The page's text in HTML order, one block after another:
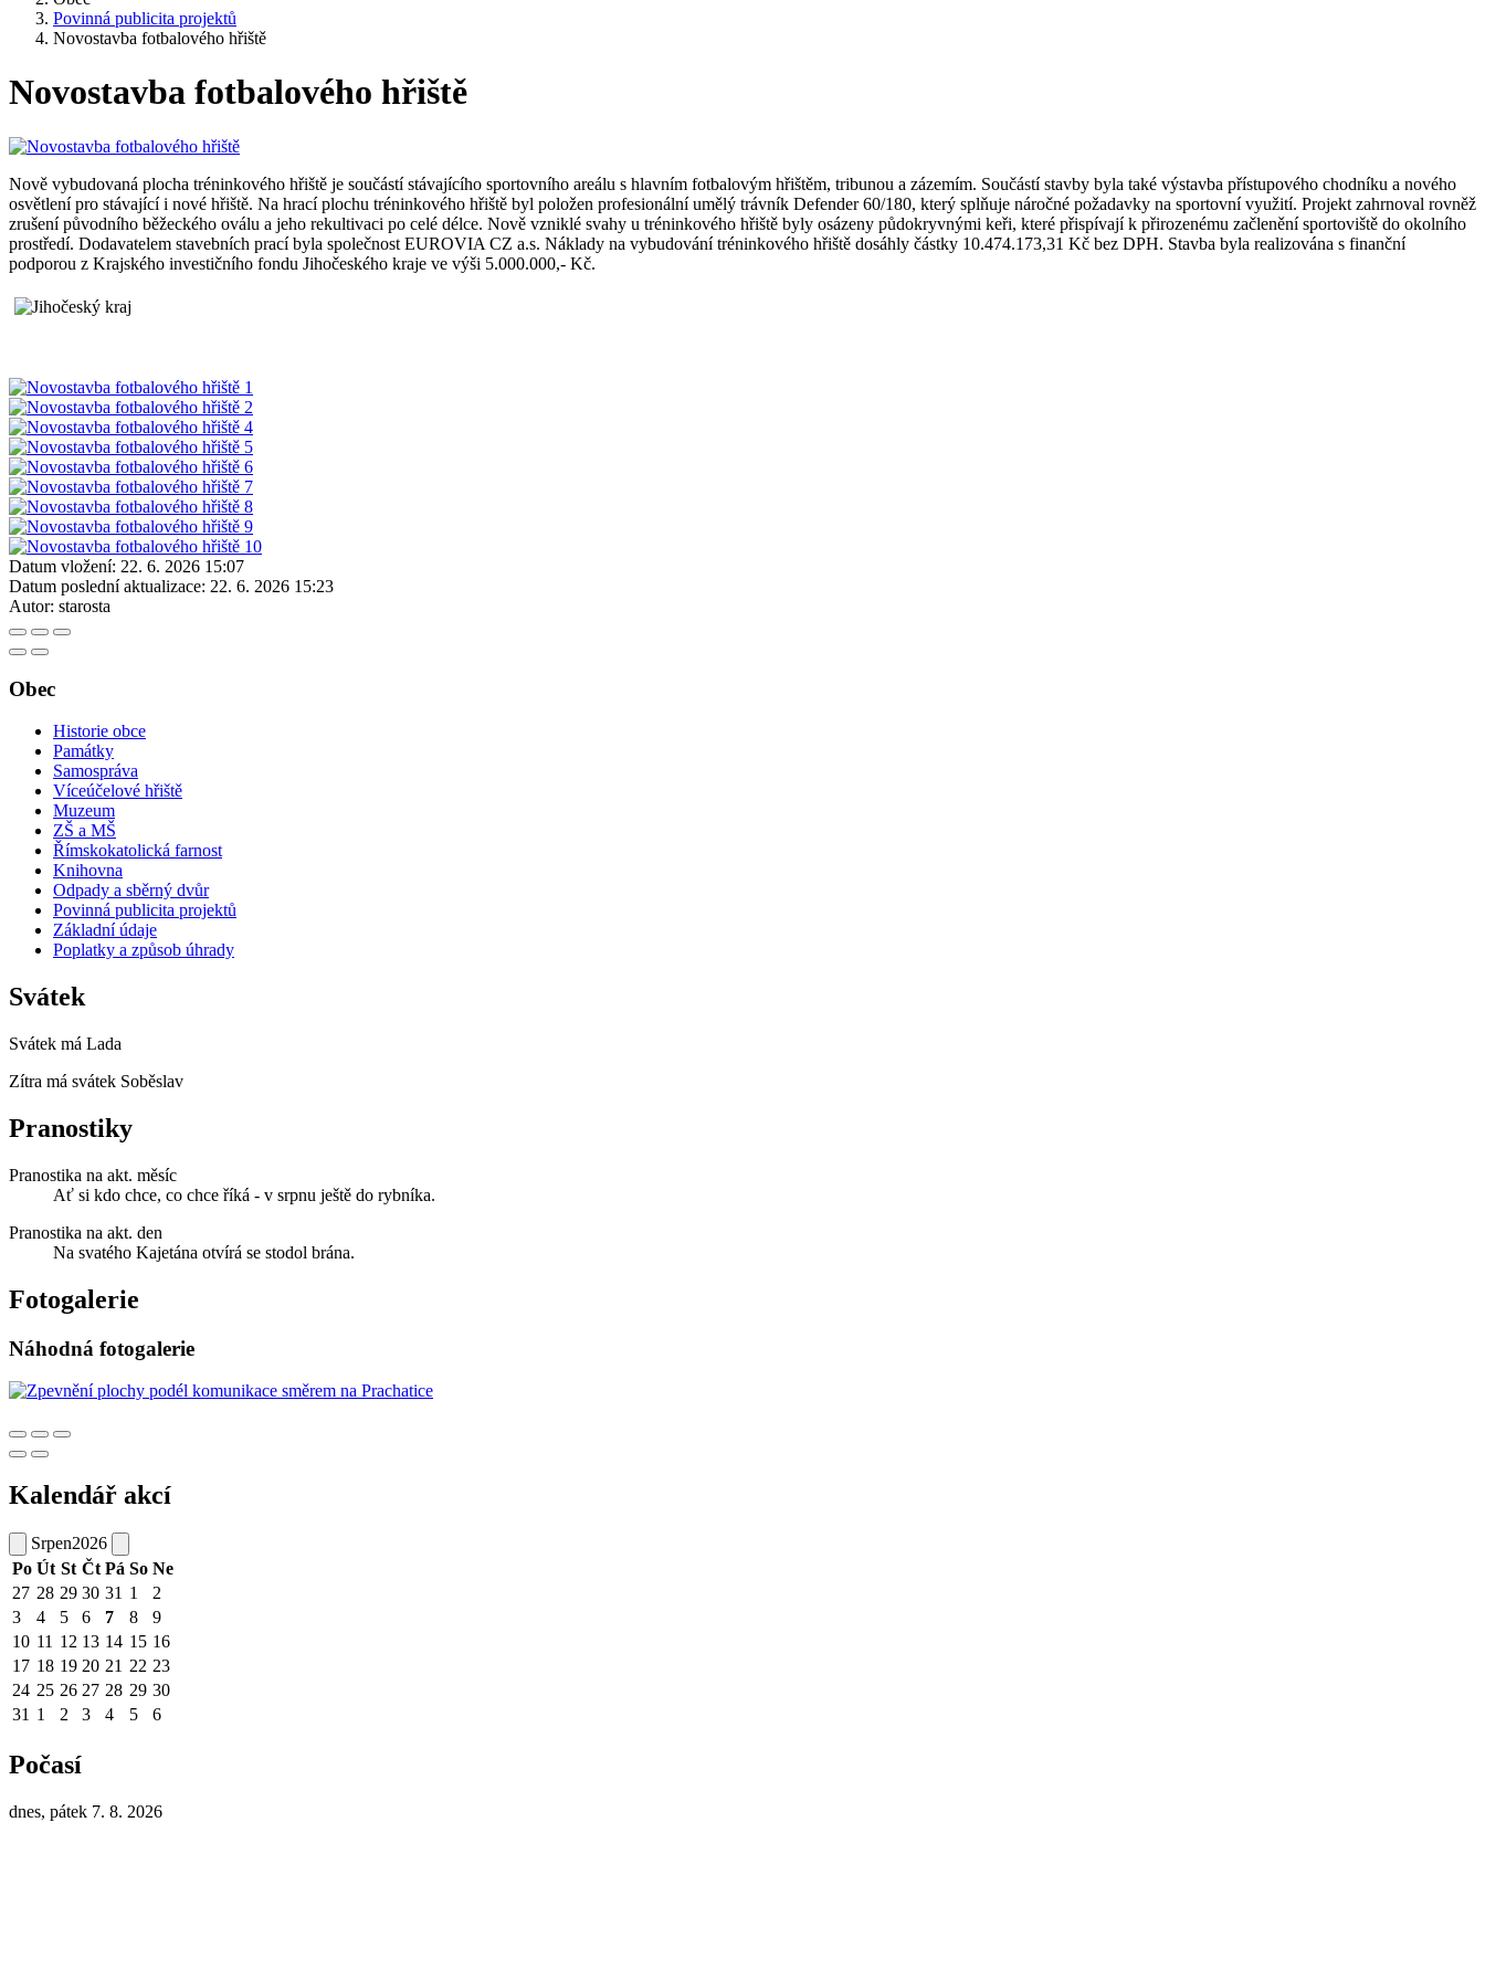
Povinná publicita projektů
Novostavba fotbalového hřiště
Novostavba fotbalového hřiště
Nově vybudovaná plocha tréninkového hřiště je součástí stávajícího sportovního areálu s hlavním fotbalovým hřištěm, tribunou a zázemím. Součástí stavby byla také výstavba přístupového chodníku a nového
osvětlení pro stávající i nové hřiště. Na hrací plochu tréninkového hřiště byl položen profesionální umělý trávník Defender 60/180, který splňuje náročné požadavky na sportovní využití. Projekt zahrnoval rovněž
zrušení původního běžeckého oválu a jeho rekultivaci po celé délce. Nově vzniklé svahy u tréninkového hřiště byly osázeny půdokryvnými keři, které přispívají k přirozenému začlenění sportoviště do okolního
prostředí. Dodavatelem stavebních prací byla společnost EUROVIA CZ a.s. Náklady na vybudování tréninkového hřiště dosáhly částky 10.474.173,31 Kč bez DPH. Stavba byla realizována s finanční
podporou z Krajského investičního fondu Jihočeského kraje ve výši 5.000.000,- Kč.
Datum vložení: 22. 6. 2026 15:07
Datum poslední aktualizace: 22. 6. 2026 15:23
Autor: starosta
Obec
Historie obce
Památky
Samospráva
Víceúčelové hřiště
Muzeum
ZŠ a MŠ
Římskokatolická farnost
Knihovna
Odpady a sběrný dvůr
Povinná publicita projektů
Základní údaje
Poplatky a způsob úhrady
Svátek
Svátek má Lada
Zítra má svátek Soběslav
Pranostiky
Pranostika na akt. měsíc
Ať si kdo chce, co chce říká - v srpnu ještě do rybníka.
Pranostika na akt. den
Na svatého Kajetána otvírá se stodol brána.
Fotogalerie
Náhodná fotogalerie
Kalendář akcí
Srpen2026
Po Út St Čt Pá So Ne
27 28 29 30 31 1
2
3
4 5 6 7 8
9
10 11 12 13 14 15 16
17 18 19 20 21 22 23
24 25 26 27 28 29 30
31 1 2 3 4 5 6
Počasí
dnes, pátek 7. 8. 2026